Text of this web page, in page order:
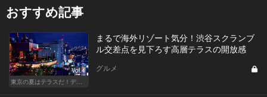
おすすめ記事
Vol.4
まるで海外リゾート気分！渋谷スクランブ
ル交差点を見下ろす高層テラスの開放感
グルメ